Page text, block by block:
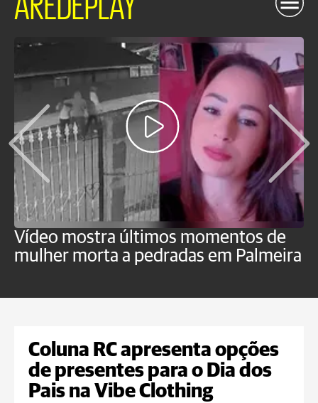
Vídeo mostra últimos momentos de
mulher morta a pedradas em Palmeira
Coluna RC apresenta opções
de presentes para o Dia dos
Pais na Vibe Clothing